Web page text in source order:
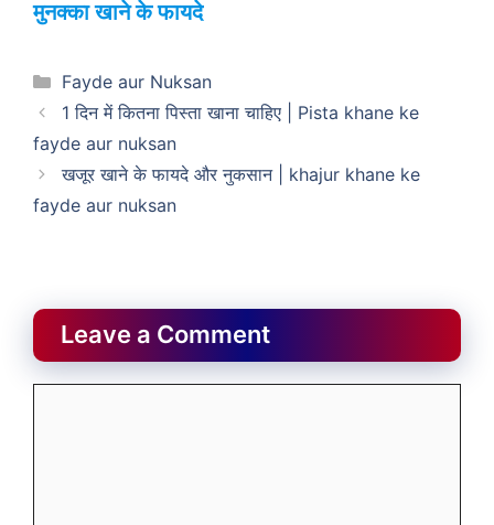
मुनक्का खाने के फायदे
Categories
Fayde aur Nuksan
1 दिन में कितना पिस्ता खाना चाहिए | Pista khane ke
fayde aur nuksan
खजूर खाने के फायदे और नुकसान | khajur khane ke
fayde aur nuksan
Leave a Comment